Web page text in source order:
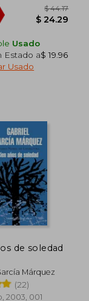
Usado
Estado a$ 19.96
Usado
de soledad
Márquez
(22)
2003, 001